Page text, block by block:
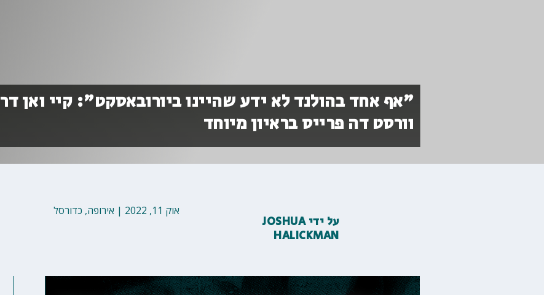
"אף אחד בהולנד לא ידע שהיינו ביורובאסקט": קיי ואן דר
וורסט דה פרייס בראיון מיוחד
אוק 11, 2022 | אירופה, כדורסל
על ידיJOSHUA
HALICKMAN